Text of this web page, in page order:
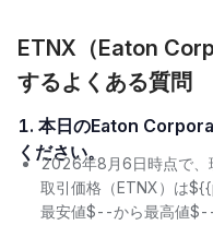
ETNX（Eaton
するよくある質問
1. 本日のEaton Corporation plc xStock価格を教えて
ください。
2026年8月6日時点で
取引価格（ETNX）は
最安値$--から最高値